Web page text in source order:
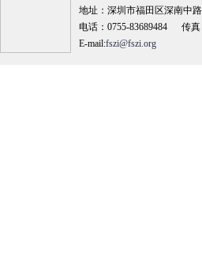
地址：深圳市福田区深南中
电话：0755-83689484 传真
E-mail:fszi@fszi.org